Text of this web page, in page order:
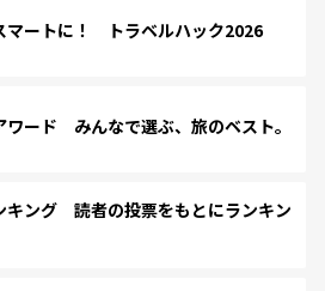
マートに！ トラベルハック2026
ワード みんなで選ぶ、旅のベスト。
キング 読者の投票をもとにランキン